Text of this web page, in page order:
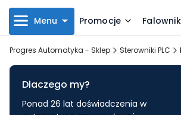
Menu Promocje
Progres Automatyka - Sklep Sterowniki PLC
Dlaczego my?
Ponad 26 lat doświadczenia w